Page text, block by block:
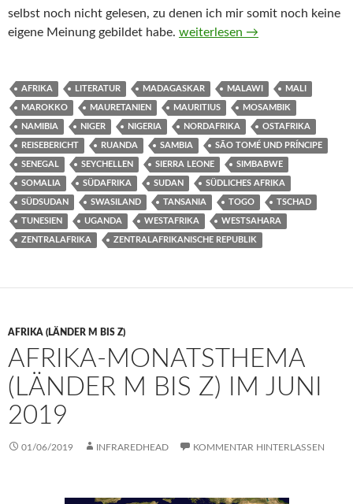
selbst noch nicht gelesen, zu denen ich mir somit noch keine
eigene Meinung gebildet habe. Belletristik, Sachbücher und
weiterlesen →
AFRIKA LITERATUR MADAGASKAR MALAWI MALI
MAROKKO MAURETANIEN MAURITIUS MOSAMBIK
NAMIBIA NIGER NIGERIA NORDAFRIKA OSTAFRIKA
REISEBERICHT RUANDA SAMBIA SÃO TOMÉ UND PRÍNCIPE
SENEGAL SEYCHELLEN SIERRA LEONE SIMBABWE
SOMALIA SÜDAFRIKA SUDAN SÜDLICHES AFRIKA
SÜDSUDAN SWASILAND TANSANIA TOGO TSCHAD
TUNESIEN UGANDA WESTAFRIKA WESTSAHARA
ZENTRALAFRIKA ZENTRALAFRIKANISCHE REPUBLIK
AFRIKA (LÄNDER M BIS Z)
AFRIKA-MONATSTHEMA
(LÄNDER M BIS Z) IM JUNI
2019
01/06/2019 INFRAREDHEAD KOMMENTAR HINTERLASSEN